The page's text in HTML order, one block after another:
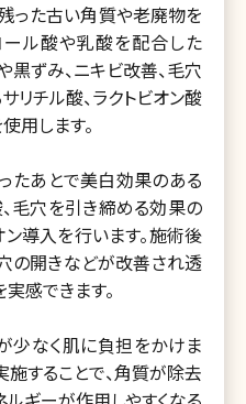
った古い角質や老廃物を
ル酸や乳酸を配合した
黒ずみ、ニキビ改善、毛穴
チル酸、ラクトビオン酸
用します。
たあとで美白効果のある
毛穴を引き締める効果の
ン導入を行います。施術後
の開きなどが改善され透
感できます。
少なく肌に負担をかけま
することで、角質が除去